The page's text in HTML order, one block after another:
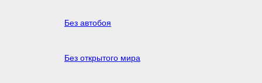
Без автобоя
Без открытого мира